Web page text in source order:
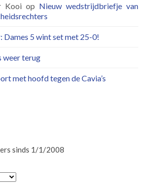
Kooi op Nieuw wedstrijdbriefje van
Dames 5 wint set met 25-0!
weer terug
met hoofd tegen de Cavia’s
sinds 1/1/2008